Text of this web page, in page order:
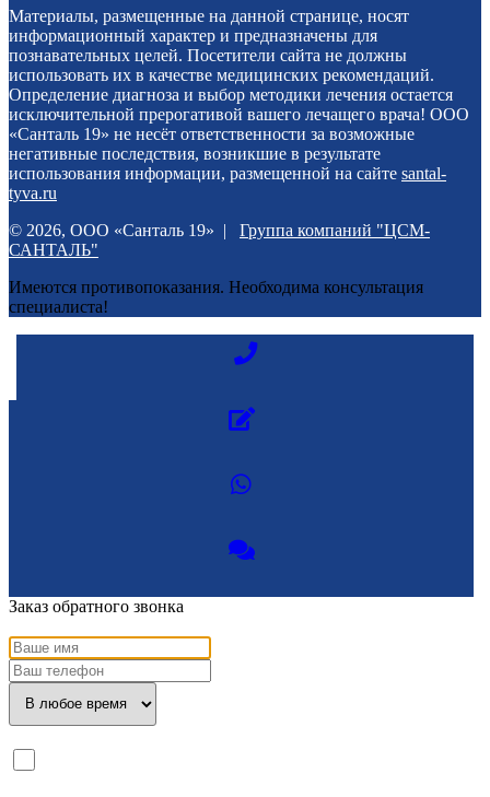
Материалы, размещенные на данной странице, носят
информационный характер и предназначены для
познавательных целей. Посетители сайта не должны
использовать их в качестве медицинских рекомендаций.
Определение диагноза и выбор методики лечения остается
исключительной прерогативой вашего лечащего врача! ООО
«Санталь 19» не несёт ответственности за возможные
негативные последствия, возникшие в результате
использования информации, размещенной на сайте santal-
tyva.ru
© 2026, ООО «Санталь 19» | Группа компаний "ЦСМ-
САНТАЛЬ"
Имеются противопоказания. Необходима консультация
специалиста!
Заказ обратного звонка